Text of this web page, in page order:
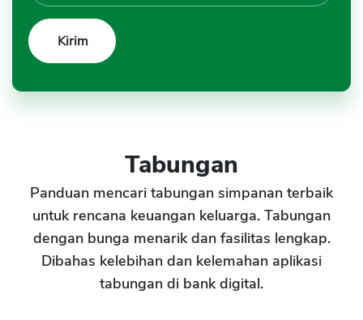
Tabungan
Panduan mencari tabungan simpanan terbaik
untuk rencana keuangan keluarga. Tabungan
dengan bunga menarik dan fasilitas lengkap.
Dibahas kelebihan dan kelemahan aplikasi
tabungan di bank digital.